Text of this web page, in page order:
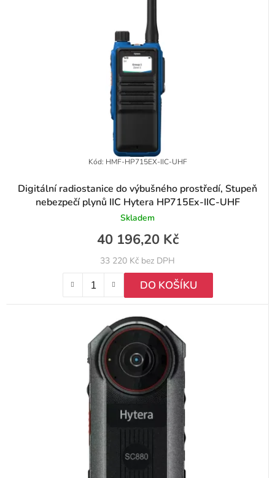
Digitální radiostanice do výbušného prostředí, Stupeň
nebezpečí plynů IIC Hytera HP715Ex-IIC-UHF
Skladem
33 220 Kč bez DPH
40 196,20 Kč
DO KOŠÍKU
Kód: HMF-HP715EX-IIC-UHF